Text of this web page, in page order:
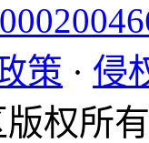
策 · 侵
版权所有